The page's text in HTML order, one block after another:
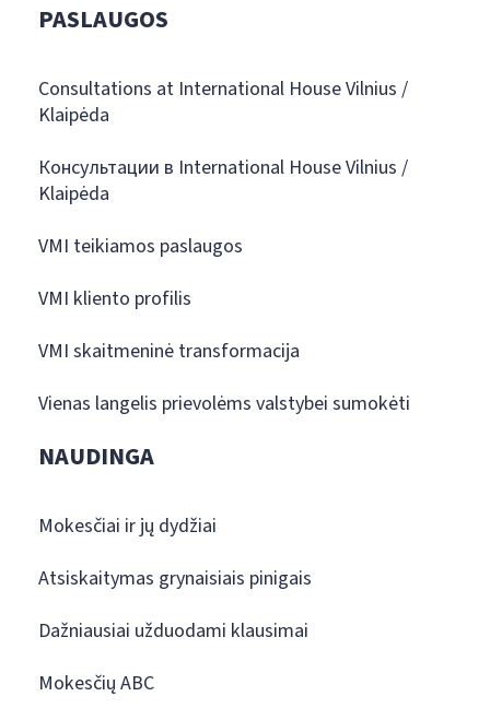
PASLAUGOS
Consultations at International House Vilnius /
Klaipėda
Консультации в International House Vilnius /
Klaipėda
VMI teikiamos paslaugos
VMI kliento profilis
VMI skaitmeninė transformacija
Vienas langelis prievolėms valstybei sumokėti
NAUDINGA
Mokesčiai ir jų dydžiai
Atsiskaitymas grynaisiais pinigais
Dažniausiai užduodami klausimai
Mokesčių ABC